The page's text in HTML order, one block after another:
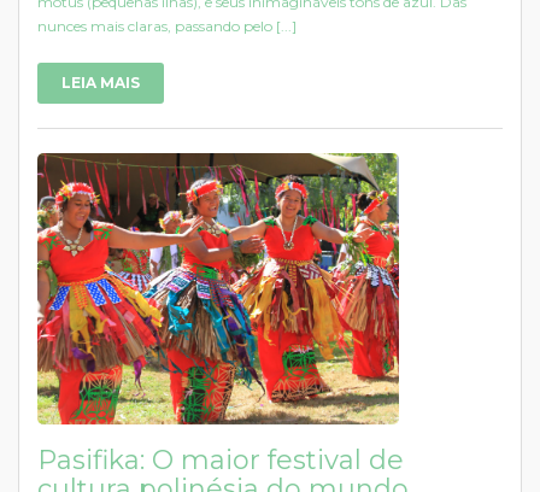
nunces mais claras, passando pelo [...]
LEIA MAIS
Pasifika: O maior festival de